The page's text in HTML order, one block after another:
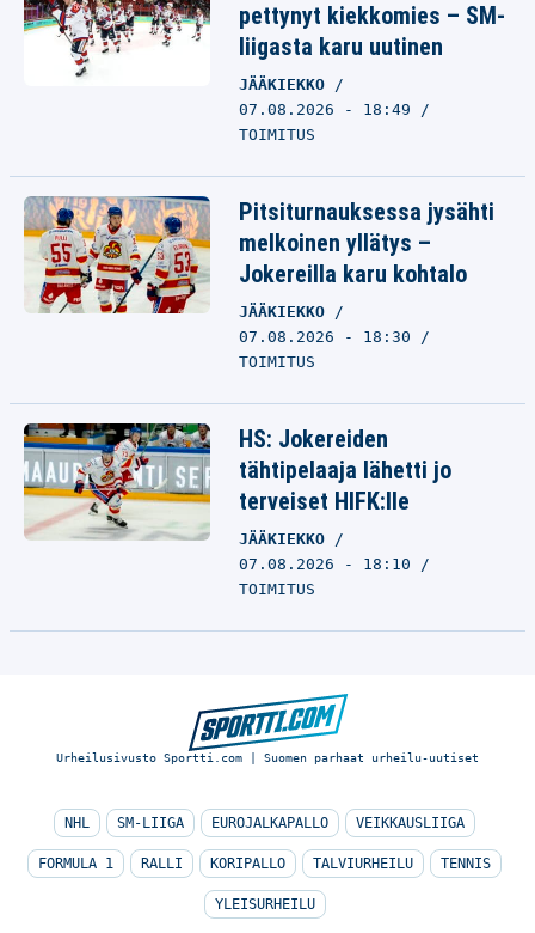
pettynyt kiekkomies – SM-
liigasta karu uutinen
JÄÄKIEKKO
07.08.2026 - 18:49
TOIMITUS
Pitsiturnauksessa jysähti
melkoinen yllätys –
Jokereilla karu kohtalo
JÄÄKIEKKO
07.08.2026 - 18:30
TOIMITUS
HS: Jokereiden
tähtipelaaja lähetti jo
terveiset HIFK:lle
JÄÄKIEKKO
07.08.2026 - 18:10
TOIMITUS
Urheilusivusto Sportti.com | Suomen parhaat urheilu-uutiset
NHL SM-LIIGA EUROJALKAPALLO VEIKKAUSLIIGA
FORMULA 1 RALLI KORIPALLO TALVIURHEILU TENNIS
YLEISURHEILU